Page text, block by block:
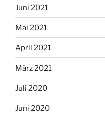
Juni 2021
Mai 2021
April 2021
März 2021
Juli 2020
Juni 2020